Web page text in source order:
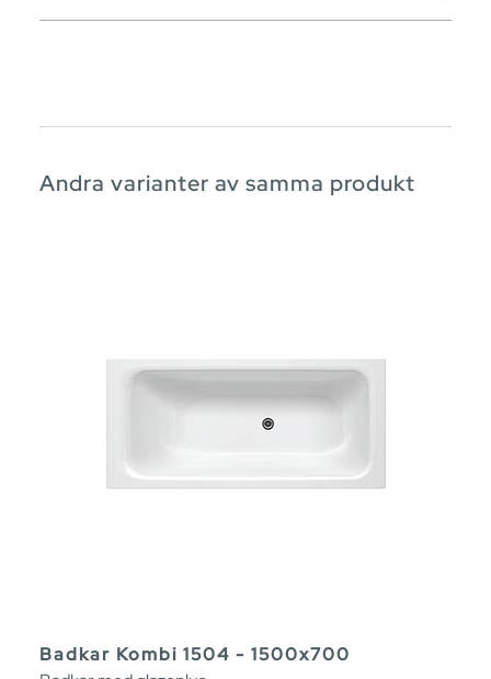
Andra varianter av samma produkt
Badkar Kombi 1504 - 1500x700